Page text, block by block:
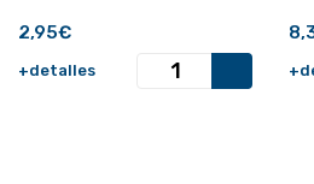
2,95€
+detalles